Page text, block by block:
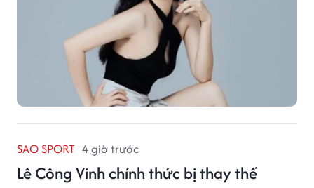
SAO SPORT 4 giờ trước
Lê Công Vinh chính thức bị thay thế